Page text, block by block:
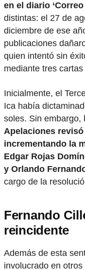
en el diario ‘Correo
distintas: el 27 de
diciembre de ese
publicaciones
quien intentó sin
mediante tres
Inicialmente, el
Ica había
soles. Sin embargo,
Apelaciones
incrementando la
Edgar Rojas
y Orlando
cargo de la
Fernando
reincidente
Además de esta
involucrado en